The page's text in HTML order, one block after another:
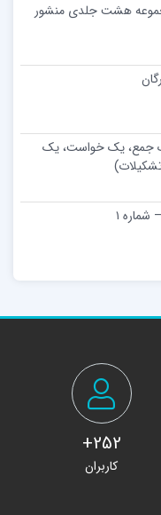
هشت جلدی منشور
نما – شماره 46-یک جمع، یک خواست، یک
۱
252+
کاربران